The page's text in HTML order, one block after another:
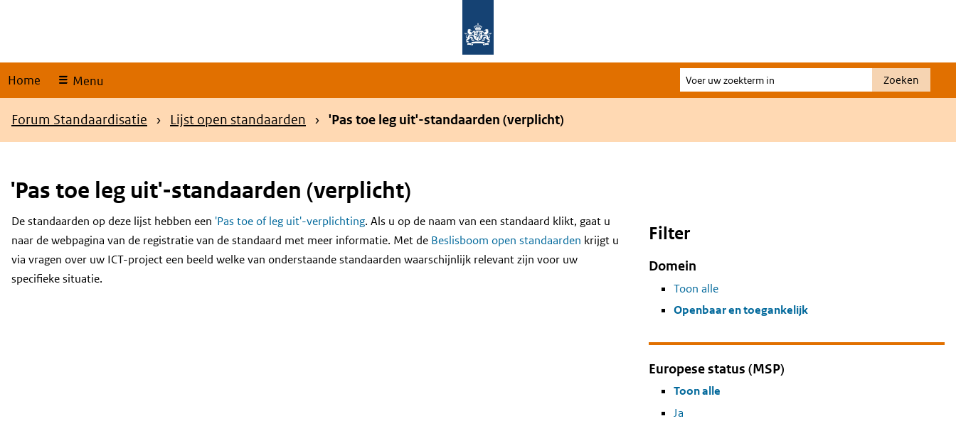
Home Menu
Voer
uw
Zoeken
Kruimelpad
Forum Standaardisatie Lijst open standaarden 'Pas toe leg uit'-standaarden (verplicht)
'Pas toe leg uit'-standaarden (verplicht)
Content
De standaarden op deze lijst hebben een 'Pas toe of leg uit'-verplichting. Als u op de naam van een standaard klikt, gaat u
naar de webpagina van de registratie van de standaard met meer informatie. Met de Beslisboom open standaarden krijgt u
via vragen over uw ICT-project een beeld welke van onderstaande standaarden waarschijnlijk relevant zijn voor uw
specifieke situatie.
Filter
Domein
Toon alle
Openbaar en toegankelijk
Europese status (MSP)
Toon alle
Ja